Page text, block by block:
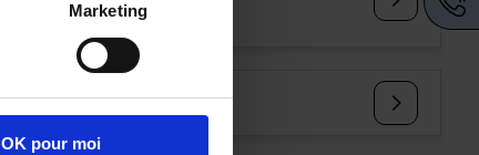
Marketing
OK pour moi